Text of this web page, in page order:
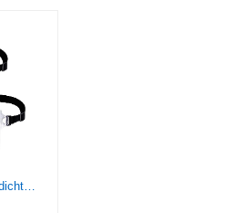
wonsar 2 Stück wasserdichte Tasche mit Verstellbarem Gurt, Wasserdichter Beutel, transparent Unterwasser handyhülle, wasserdichte Bauchtasche für Wassersport, Strand, Schwimmen, Bootsfahrten usw